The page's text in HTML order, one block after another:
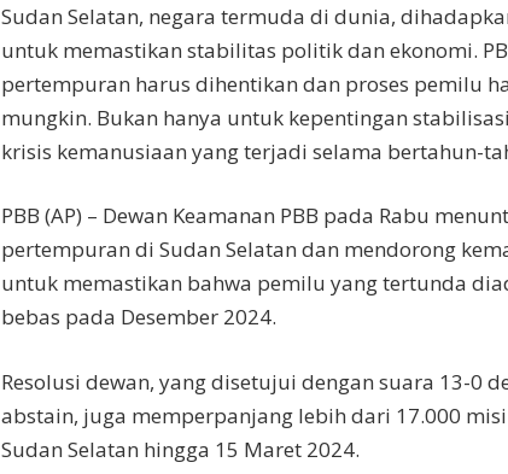
Sudan Selatan, negara termuda di dunia,
untuk memastikan stabilitas politik dan ekonomi.
pertempuran harus dihentikan dan proses pemilu
mungkin. Bukan hanya untuk kepentingan
krisis kemanusiaan yang terjadi selama bertahun-
PBB (AP) – Dewan Keamanan PBB pada Rabu
pertempuran di Sudan Selatan dan mendorong
untuk memastikan bahwa pemilu yang tertunda
bebas pada Desember 2024.
Resolusi dewan, yang disetujui dengan suara 13-0
abstain, juga memperpanjang lebih dari 17.000
Sudan Selatan hingga 15 Maret 2024.